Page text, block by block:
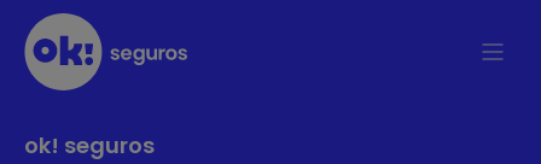
ok! seguros